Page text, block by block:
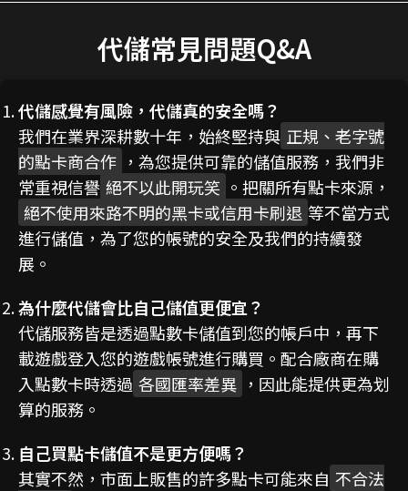
代儲常見問題Q&A
代儲感覺有風險，代儲真的安全嗎？
我們在業界深耕數十年，始終堅持與 正規、老字號
的點卡商合作 ，為您提供可靠的儲值服務，我們非
常重視信譽 絕不以此開玩笑 。把關所有點卡來源，
絕不使用來路不明的黑卡或信用卡刷退 等不當方式
進行儲值，為了您的帳號的安全及我們的持續發
展。
為什麼代儲會比自己儲值更便宜？
代儲服務皆是透過點數卡儲值到您的帳戶中，再下
載遊戲登入您的遊戲帳號進行購買。配合廠商在購
入點數卡時透過 各國匯率差異 ，因此能提供更為划
算的服務。
自己買點卡儲值不是更方便嗎？
其實不然，市面上販售的許多點卡可能來自 不合法